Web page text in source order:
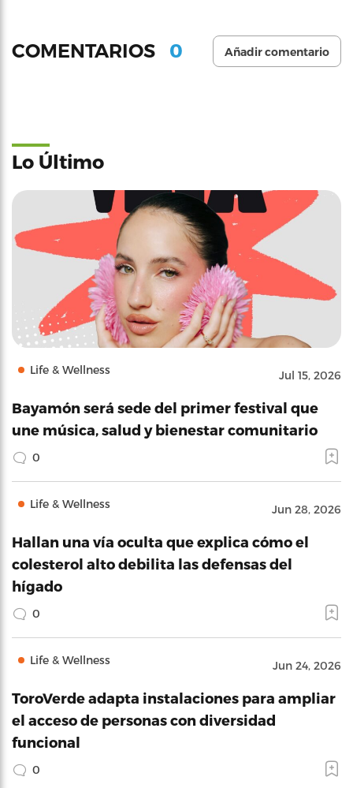
COMENTARIOS 0 Añadir comentario
Lo Último
Life & Wellness Jul 15, 2026
Bayamón será sede del primer festival que
une música, salud y bienestar comunitario
0
Life & Wellness Jun 28, 2026
Hallan una vía oculta que explica cómo el
colesterol alto debilita las defensas del
hígado
0
Life & Wellness Jun 24, 2026
ToroVerde adapta instalaciones para ampliar
el acceso de personas con diversidad
funcional
0